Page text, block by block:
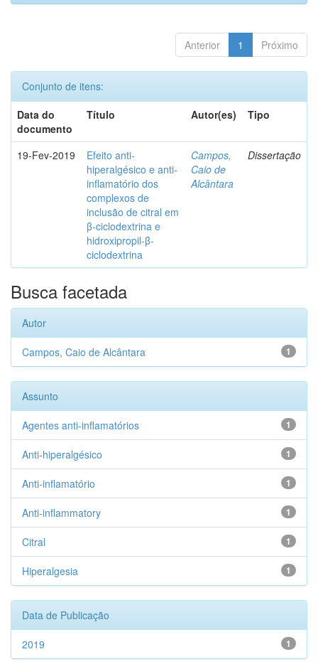
Anterior 1 Próximo
Conjunto de itens:
Data do
documento
Título Autor(es) Tipo
19-Fev-2019
Efeito anti-
hiperalgésico e anti-
inflamatório dos
complexos de
inclusão de citral em
β-ciclodextrina e
hidroxipropil-β-
ciclodextrina
Campos,
Caio de
Alcântara
Dissertação
Busca facetada
Autor
1
Campos, Caio de Alcântara
Assunto
1
Agentes anti-inflamatórios
1
Anti-hiperalgésico
1
Anti-inflamatório
1
Anti-inflammatory
1
Citral
1
Hiperalgesia
Data de Publicação
1
2019